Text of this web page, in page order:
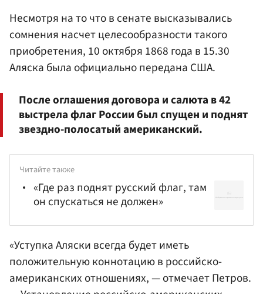
Несмотря на то что в cенате высказывались
сомнения насчет целесообразности такого
приобретения, 10 октября 1868 года в 15.30
Аляска была официально передана США.
После оглашения договора и салюта в 42
выстрела флаг России был спущен и поднят
звездно-полосатый американский.
Читайте также
«Где раз поднят русский флаг, там
он спускаться не должен»
«Уступка Аляски всегда будет иметь
положительную коннотацию в российско-
американских отношениях, — отмечает Петров.